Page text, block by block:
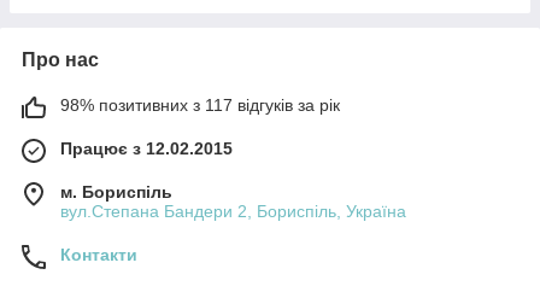
Про нас
98% позитивних з 117 відгуків за рік
Працює з 12.02.2015
м. Бориспіль
вул.Степана Бандери 2, Бориспіль, Україна
Контакти